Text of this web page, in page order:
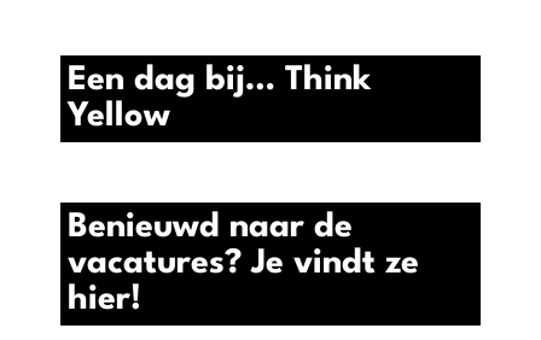
Een dag bij… Think
Yellow
Benieuwd naar de
vacatures? Je vindt ze
hier!